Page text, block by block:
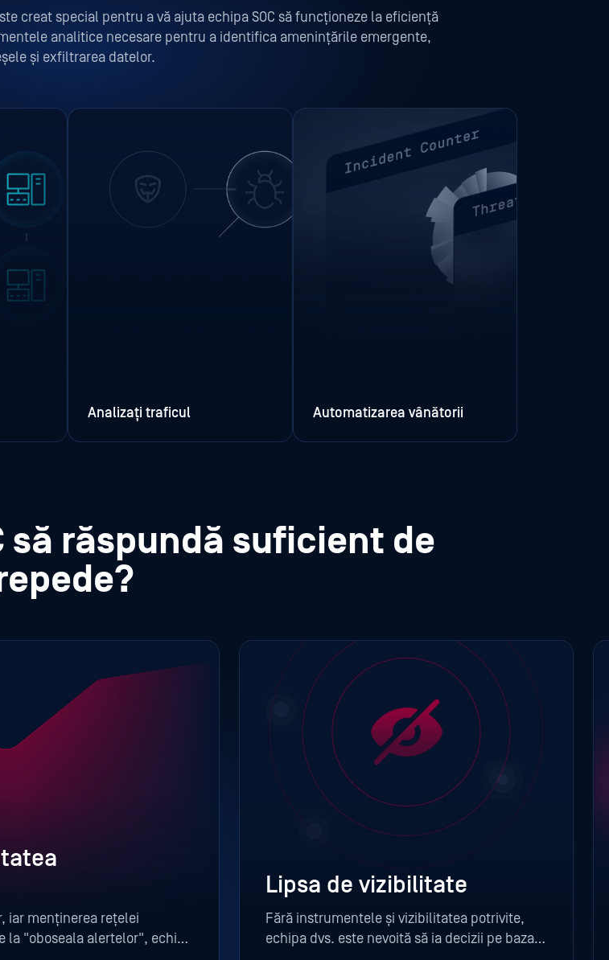
creat special pentru a vă ajuta echipa SOC să funcționeze la eficiență
analitice necesare pentru a identifica amenințările emergente,
și exfiltrarea datelor.
Analizați traficul Automatizarea vânătorii
să răspundă suficient de
iar menținerea rețelei
la "oboseala alertelor", echipa
Lipsa de vizibilitate
Fără instrumentele și vizibilitatea potrivite,
echipa dvs. este nevoită să ia decizii pe baza